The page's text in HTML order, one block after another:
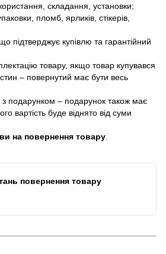
складання, установки;
пломб, ярликів, стікерів,
підтверджує купівлю та гарантійний
товару, якщо товар купувався
– повернутий має бути весь
подарунком – подарунок також має
вартість буде віднято від суми
на повернення товару
повернення товару